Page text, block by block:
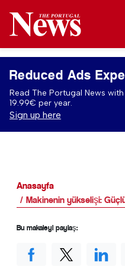
Reduced Ads
Read The Portugal News
19.99€ per year.
Sign up here
Anasayfa
Makinenin yükselişi:
Bu makaleyi paylaş: